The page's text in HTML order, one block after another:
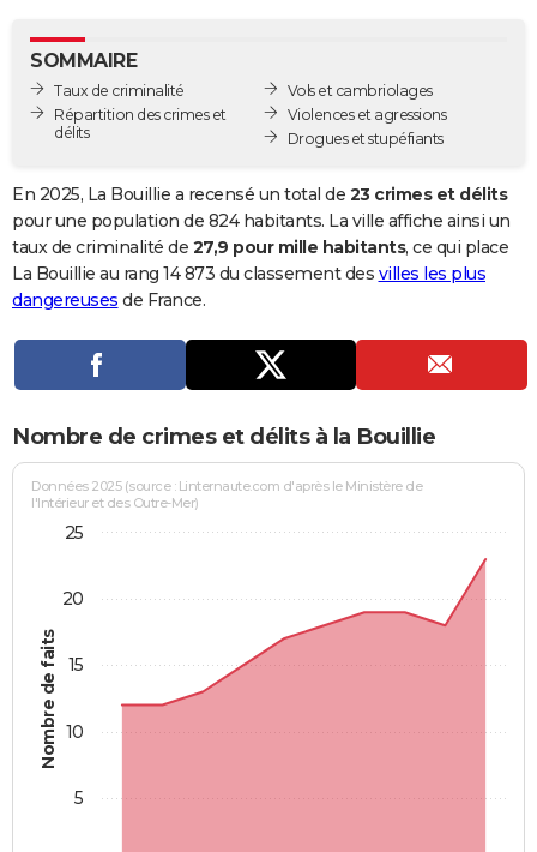
GUIDES D'ACHAT
BONS PLANS
Carte de Noël
Carte Bonne année
Carte Saint-Valentin
Carte Pâques
Carte d'anniversaire
DICTIONNAIRE
Dictionnaire
Biographies
Citations
Expressions
Proverbes
PROGRAMME TV
Se connecter
Entreprises
Service militaire
Avis de recherche
AVIS DE DÉCÈS
Bricolage
Lifestyle
Culture
Sport
Auto
Television
Voyage
Cinema
SOMMAIRE
Taux de criminalité
Répartition des crimes et
délits
Vols et cambriolages
Violences et agressions
Drogues et stupéfiants
En 2025, La Bouillie a recensé un total de 23 crimes et délits
pour une population de 824 habitants. La ville affiche ainsi un
taux de criminalité de 27,9 pour mille habitants, ce qui place
La Bouillie au rang 14 873 du classement des villes les plus
dangereuses de France.
Nombre de crimes et délits à la Bouillie
Nombre de faits
Données 2025 (source : Linternaute.com d'après le Ministère de
l'Intérieur et des Outre-Mer)
5
10
15
20
25